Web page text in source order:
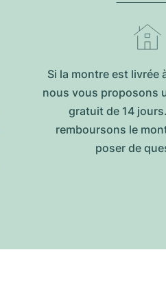
Si la montre est livrée
nous vous proposons
gratuit de 14
remboursons le
poser de